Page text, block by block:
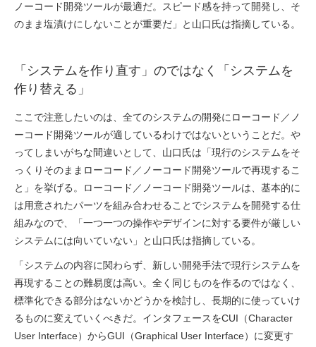
ノーコード開発ツールが最適だ。スピード感を持って開発し、そ
のまま塩漬けにしないことが重要だ」と山口氏は指摘している。
「システムを作り直す」のではなく「システムを
作り替える」
ここで注意したいのは、全てのシステムの開発にローコード／ノ
ーコード開発ツールが適しているわけではないということだ。や
ってしまいがちな間違いとして、山口氏は「現行のシステムをそ
っくりそのままローコード／ノーコード開発ツールで再現するこ
と」を挙げる。ローコード／ノーコード開発ツールは、基本的に
は用意されたパーツを組み合わせることでシステムを開発する仕
組みなので、「一つ一つの操作やデザインに対する要件が厳しい
システムには向いていない」と山口氏は指摘している。
「システムの内容に関わらず、新しい開発手法で現行システムを
再現することの難易度は高い。全く同じものを作るのではなく、
標準化できる部分はないかどうかを検討し、長期的に使っていけ
るものに変えていくべきだ。インタフェースをCUI（Character
User Interface）からGUI（Graphical User Interface）に変更す